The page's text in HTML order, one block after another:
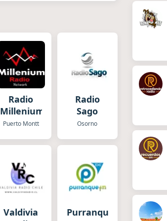
Radio
Millenium
Puerto Montt
Radio
Sago
Osorno
Valdivia
Purranque